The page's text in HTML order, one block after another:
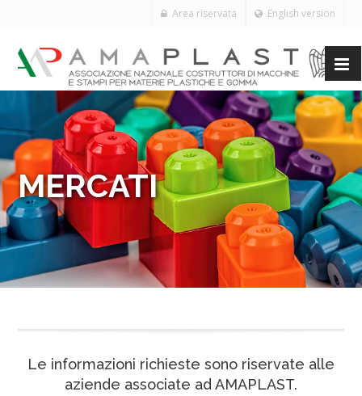
English version
Area riservata
MERCATI
Le informazioni richieste sono riservate alle
aziende associate ad AMAPLAST.